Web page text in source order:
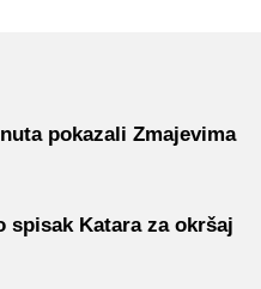
pokazali Zmajevima
spisak Katara za okršaj